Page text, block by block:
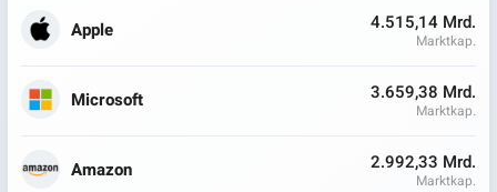
Apple 4.515,14 Mrd.
Marktkap.
Microsoft 3.659,38 Mrd.
Marktkap.
Amazon 2.992,33 Mrd.
Marktkap.